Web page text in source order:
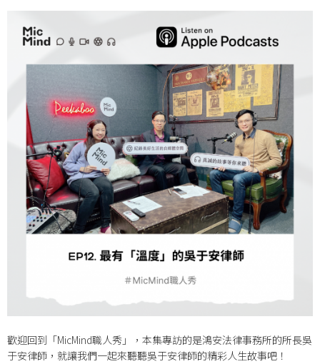
歡迎回到「MicMind職人秀」，本集專訪的是鴻安法律事務所的所長吳
于安律師，就讓我們一起來聽聽吳于安律師的精彩人生故事吧！